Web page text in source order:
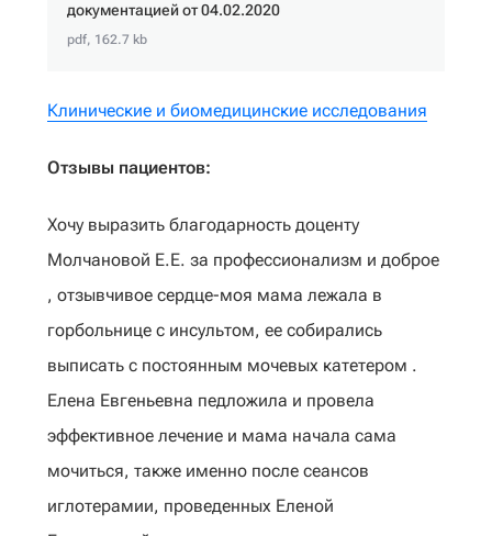
документацией от 04.02.2020
pdf, 162.7 kb
Клинические и биомедицинские исследования
Отзывы пациентов:
Хочу выразить благодарность доценту
Молчановой Е.Е. за профессионализм и доброе
, отзывчивое сердце-моя мама лежала в
горбольнице с инсультом, ее собирались
выписать с постоянным мочевых катетером .
Елена Евгеньевна педложила и провела
эффективное лечение и мама начала сама
мочиться, также именно после сеансов
иглотерамии, проведенных Еленой